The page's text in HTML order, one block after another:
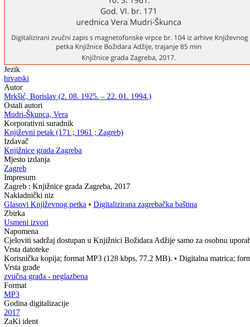
Jezik
hrvatski
Autor
Mrkšić, Borislav (2. 08. 1925. – 22. 01. 1994.)
Ostali autori
Mudri-Škunca, Vera
Korporativni suradnik
Književni petak (171 ; 1961 ; Zagreb)
Izdavač
Knjižnice grada Zagreba
Mjesto izdanja
Zagreb
Impresum
Zagreb : Knjižnice grada Zagreba, 2017
Nakladnički niz
Glasovi Književnog petka • Digitalizirana zagrebačka baština
Zbirka
Usmeni izvori
Napomena
Cjeloviti sadržaj dostupan u Knjižnici Božidara Adžije samo za osobnu
Vrsta datoteke
Korisnička kopija; format MP3 (128 kbps, 77.2 MB). • Digitalna matrica;
Vrsta građe
zvučna građa - neglazbena
Format
MP3
Godina digitalizacije
2017
ZaKi ident